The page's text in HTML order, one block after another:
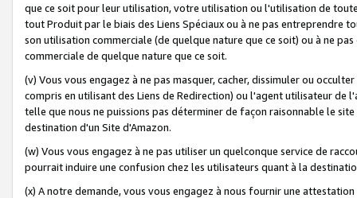
que ce soit pour leur utilisation, votre utilisation ou l'utilisation de
tout Produit par le biais des Liens Spéciaux ou à ne pas entreprendre
son utilisation commerciale (de quelque nature que ce soit) ou à ne
commerciale de quelque nature que ce soit.
(v) Vous vous engagez à ne pas masquer, cacher, dissimuler ou
compris en utilisant des Liens de Redirection) ou l'agent utilisateur
telle que nous ne puissions pas déterminer de façon raisonnable le
destination d'un Site d'Amazon.
(w) Vous vous engagez à ne pas utiliser un quelconque service de
pourrait induire une confusion chez les utilisateurs quant à la
(x) A notre demande, vous vous engagez à nous fournir une